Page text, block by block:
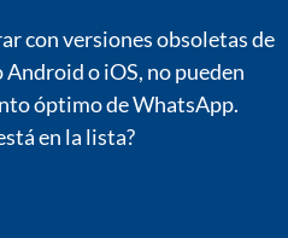
con versiones obsoletas de
o iOS, no pueden
óptimo de WhatsApp.
en la lista?